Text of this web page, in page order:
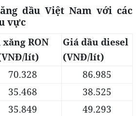
dầu Việt Nam với các
vực
xăng RON
lít)
Giá dầu diesel
(VNĐ/lít)
70.328
86.985
35.468
38.525
35.849
49.293